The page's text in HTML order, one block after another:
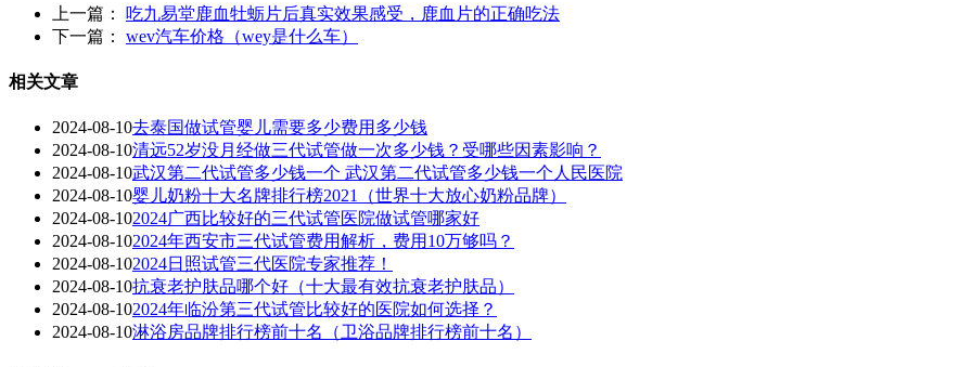
上一篇： 吃九易堂鹿血牡蛎片后真实效果感受，鹿血片的正确吃法
下一篇： wev汽车价格（wey是什么车）
相关文章
2024-08-10去泰国做试管婴儿需要多少费用多少钱
2024-08-10清远52岁没月经做三代试管做一次多少钱？受哪些因素影响？
2024-08-10武汉第二代试管多少钱一个 武汉第二代试管多少钱一个人民医院
2024-08-10婴儿奶粉十大名牌排行榜2021（世界十大放心奶粉品牌）
2024-08-102024广西比较好的三代试管医院做试管哪家好
2024-08-102024年西安市三代试管费用解析，费用10万够吗？
2024-08-102024日照试管三代医院专家推荐！
2024-08-10抗衰老护肤品哪个好（十大最有效抗衰老护肤品）
2024-08-102024年临汾第三代试管比较好的医院如何选择？
2024-08-10淋浴房品牌排行榜前十名（卫浴品牌排行榜前十名）